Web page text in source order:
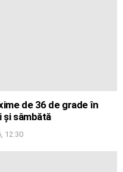
de 36 de grade în
sâmbătă
12:30